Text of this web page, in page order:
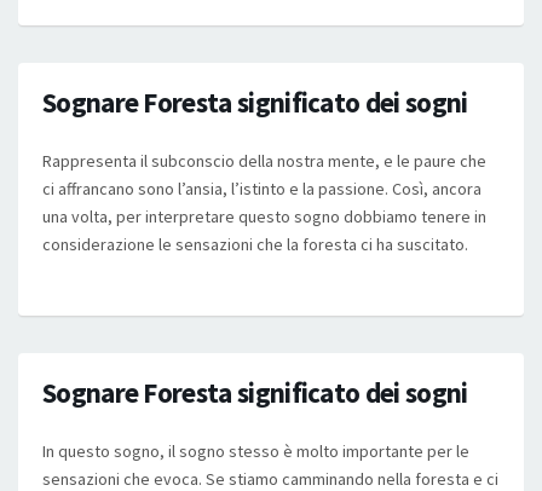
Sognare Foresta significato dei sogni
Rappresenta il subconscio della nostra mente, e le paure che
ci affrancano sono l’ansia, l’istinto e la passione. Così, ancora
una volta, per interpretare questo sogno dobbiamo tenere in
considerazione le sensazioni che la foresta ci ha suscitato.
Sognare Foresta significato dei sogni
In questo sogno, il sogno stesso è molto importante per le
sensazioni che evoca. Se stiamo camminando nella foresta e ci